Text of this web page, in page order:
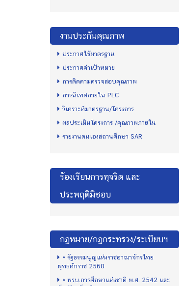
งานประกันคุณภาพ
ประกาศใช้มาตรฐาน
ประกาศค่าเป้าหมาย
การติดตามตรวจสอบคุณภาพ
การนิเทศภายใน PLC
วิเคราะห์มาตรฐาน/โครงการ
ผลประเมินโครงการ /คุณภาพภายใน
รายงานตนเองสถานศึกษา SAR
ร้องเรียนการทุจริต และ
ประพฤติมิชอบ
กฏหมาย/กฏกระทรวง/ระเบียบฯ
* รัฐธรรมนูญแห่งราชอาณาจักรไทย
พุทธศักราช 2560
* พรบ.การศึกษาแห่งชาติ พ.ศ. 2542 และ